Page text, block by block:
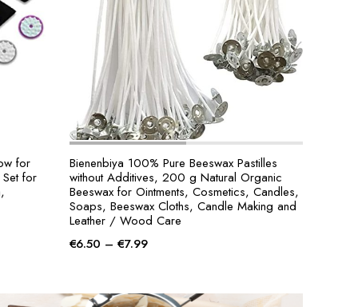
for
for
Bienenbiya 100% Pure Beeswax Pastilles
without Additives, 200 g Natural Organic
Beeswax for Ointments, Cosmetics, Candles,
Soaps, Beeswax Cloths, Candle Making and
Leather / Wood Care
€6.50 – €7.99